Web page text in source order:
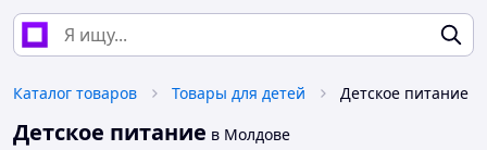
Каталог товаров Товары для детей Детское питание
Детское питание в Молдове